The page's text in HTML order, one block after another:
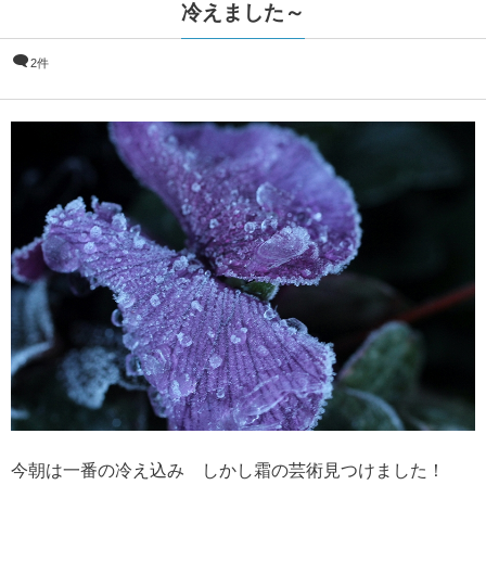
冷えました～
2件
今朝は一番の冷え込み しかし霜の芸術見つけました！